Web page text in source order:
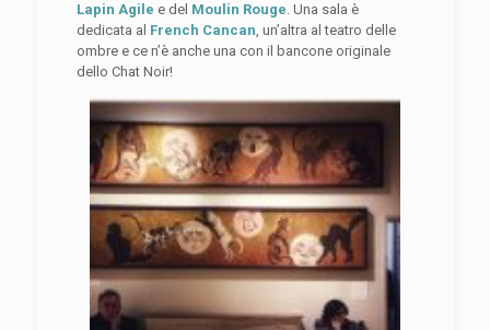
Lapin Agile e del Moulin Rouge. Una sala è
dedicata al French Cancan, un’altra al teatro delle
ombre e ce n’è anche una con il bancone originale
dello Chat Noir!